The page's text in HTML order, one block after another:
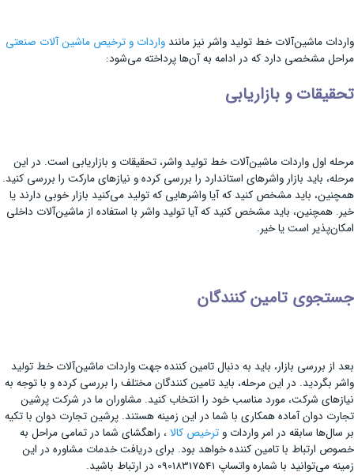
واردات ماشین‌آلات خط تولید واشر نیز مانند واردات و ترخیص ماشین آلات صنعتی
مراحل مشخصی دارد که در ادامه به آن‌ها پرداخته می‌شود:
تحقیقات و بازاریابی
مرحله اول واردات ماشین‌آلات خط تولید واشر، تحقیقات و بازاریابی است. در این
مرحله، باید بازار واشرهای استاندارد را بررسی کرده و نیازهای مارکت را بررسی کنید.
همچنین، باید مشخص کنید که آیا واشرهایی که تولید می‌کنید بازار خوبی دارند یا
خیر. همچنین، باید مشخص کنید که آیا تولید واشر با استفاده از ماشین‌آلات داخلی
امکان‌پذیر است یا خیر.
جستجوی تامین کنندگان
بعد از بررسی بازار، باید به دنبال تامین کننده جهت واردات ماشین‌آلات خط تولید
واشر بگردید. در این مرحله، باید تامین کنندگان مختلف را بررسی کرده و با توجه به
نیازهای شرکت، مورد مناسب خود را انتخاب کنید. مشاوران ما در شرکت پرشین
تجارت دوان آماده همکاری با شما در این زمینه هستند. پرشین تجارت دوان با تکیه
بر سال‌ها سابقه در امر واردات و ترخیص کالا، راهگشای شما در تمامی مراحل به
خصوص ارتباط با تامین کننده خواهد بود. برای دریافت خدمات مشاوره در این
زمینه می‌توانید با شماره واتساپ 09018317541 در ارتباط باشید.